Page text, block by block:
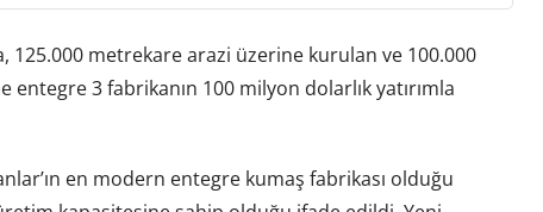
125.000 metrekare arazi üzerine kurulan ve 100.000
3 fabrikanın 100 milyon dolarlık yatırımla
en modern entegre kumaş fabrikası olduğu